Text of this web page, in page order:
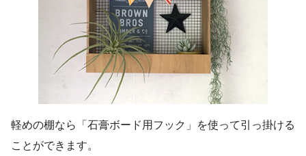
軽めの棚なら「石膏ボード用フック」を使って引っ掛ける
ことができます。